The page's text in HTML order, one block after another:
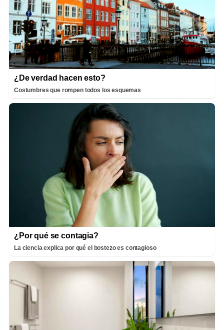
¿De verdad hacen esto?
Costumbres que rompen todos los esquemas
¿Por qué se contagia?
La ciencia explica por qué el bostezo es contagioso